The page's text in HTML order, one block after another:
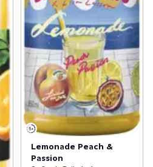
Lemonade Peach &
Passion